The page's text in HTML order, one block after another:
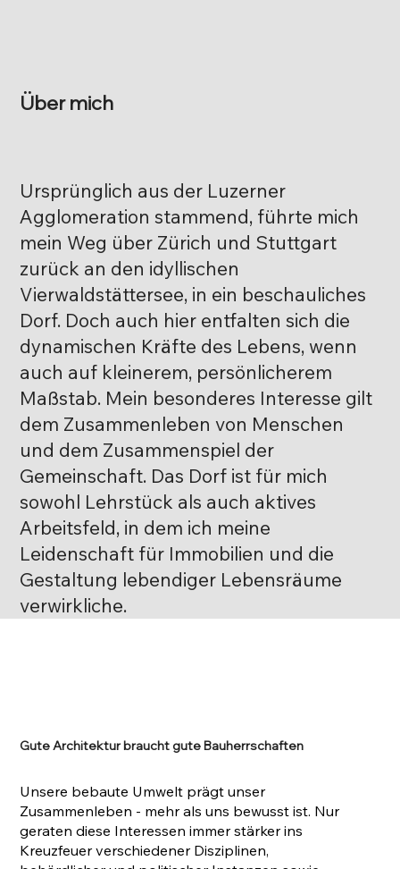
Über mich
Ursprünglich aus der Luzerner
Agglomeration stammend, führte mich
mein Weg über Zürich und Stuttgart
zurück an den idyllischen
Vierwaldstättersee, in ein beschauliches
Dorf. Doch auch hier entfalten sich die
dynamischen Kräfte des Lebens, wenn
auch auf kleinerem, persönlicherem
Maßstab. Mein besonderes Interesse gilt
dem Zusammenleben von Menschen
und dem Zusammenspiel der
Gemeinschaft. Das Dorf ist für mich
sowohl Lehrstück als auch aktives
Arbeitsfeld, in dem ich meine
Leidenschaft für Immobilien und die
Gestaltung lebendiger Lebensräume
verwirkliche.
Gute Architektur braucht gute Bauherrschaften
Unsere bebaute Umwelt prägt unser
Zusammenleben - mehr als uns bewusst ist. Nur
geraten diese Interessen immer stärker ins
Kreuzfeuer verschiedener Disziplinen,